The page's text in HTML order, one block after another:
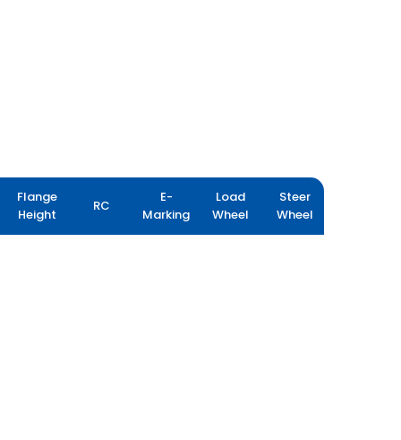
Flange
Height
RC
E-
Marking
Load
Wheel
Steer
Wheel